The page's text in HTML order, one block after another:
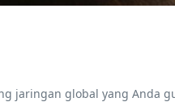
jaringan global yang Anda